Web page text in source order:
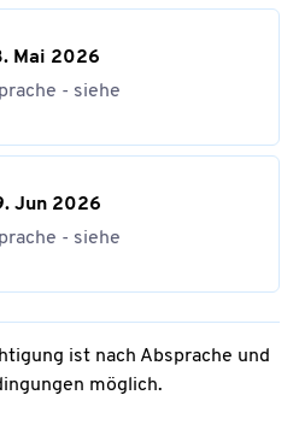
Mai 2026
- siehe
Jun 2026
- siehe
ist nach Absprache und
möglich.